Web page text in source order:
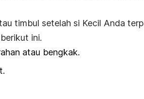
timbul setelah si Kecil Anda
ini.
atau bengkak.